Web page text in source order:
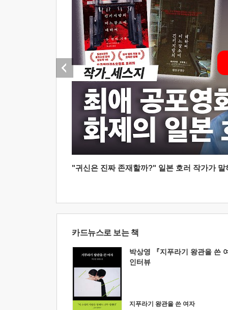
"귀신은 진짜 존재할까?" 일본 호러 작가가
카드뉴스로 보는 책
박상영 『지푸라기 왕관을 쓴
인터뷰
지푸라기 왕관을 쓴 여자